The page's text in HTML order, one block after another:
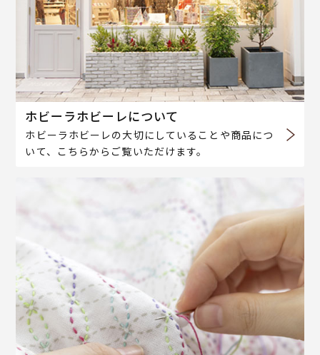
ホビーラホビーレについて
ホビーラホビーレの大切にしていることや商品につ
いて、こちらからご覧いただけます。